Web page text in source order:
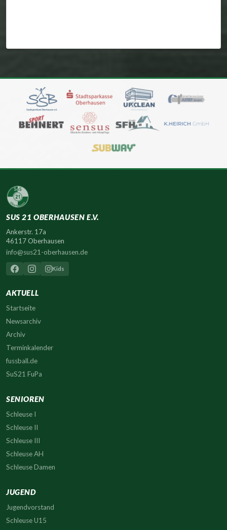
SUS 21 OBERHAUSEN E.V.
Ankerstr. 17a
46117 Oberhausen
info@sus21-oberhausen.de
Kids
AKTUELL
Startseite
Newsarchiv
Archiv
Terminkalender
fussball.de
SuS21 FuPa
SENIOREN
Schleuse I
Schleuse II
Schleuse III
Schleuse AH
Schleuse Damen
JUGEND
Jugendvorstand
Schleuse U15